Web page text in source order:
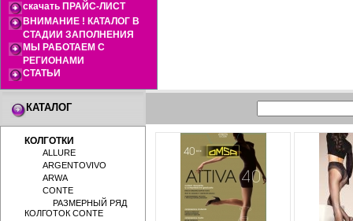
скачать ПРАЙС-ЛИСТ
ВНИМАНИЕ ! КАТАЛОГ В
СТАДИИ ЗАПОЛНЕНИЯ
МЫ РАБОТАЕМ С
РЕГИОНАМИ
СТАТЬИ
КАТАЛОГ
КОЛГОТКИ
ALLURE
ARGENTOVIVO
ARWA
CONTE
РАЗМЕРНЫЙ РЯД
КОЛГОТОК CONTE